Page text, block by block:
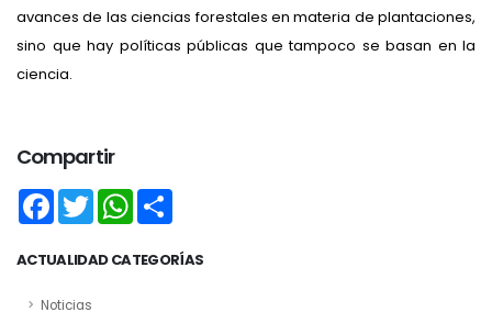
avances de las ciencias forestales en materia de plantaciones,
sino que hay políticas públicas que tampoco se basan en la
ciencia.
Compartir
Facebook
TwitterWhatsApp
ACTUALIDAD CATEGORÍAS
Noticias